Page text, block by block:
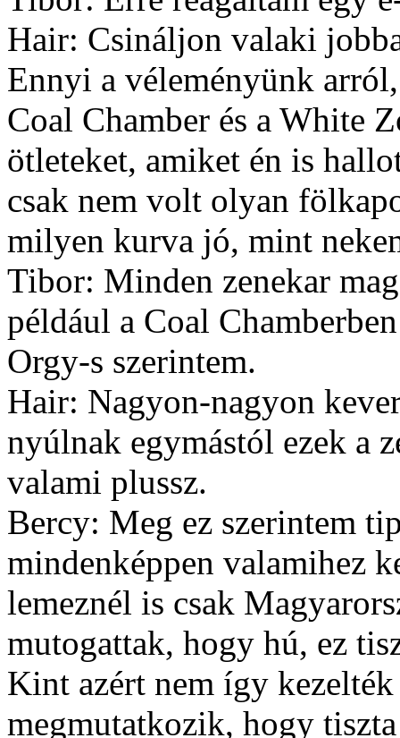
Hair: Csináljon valaki
Ennyi a véleményünk
Coal Chamber és a White
ötleteket, amiket én is
csak nem volt olyan
milyen kurva jó, mint
Tibor: Minden zenekar
például a Coal
Orgy-s szerintem.
Hair: Nagyon-nagyon
nyúlnak egymástól ezek a
valami plussz.
Bercy: Meg ez szerintem
mindenképpen valamihez
lemeznél is csak
mutogattak, hogy hú, ez
Kint azért nem így
megmutatkozik, hogy